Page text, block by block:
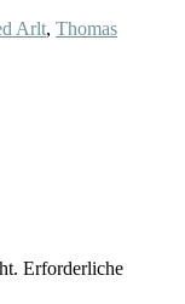
Arlt, Thomas
Erforderliche